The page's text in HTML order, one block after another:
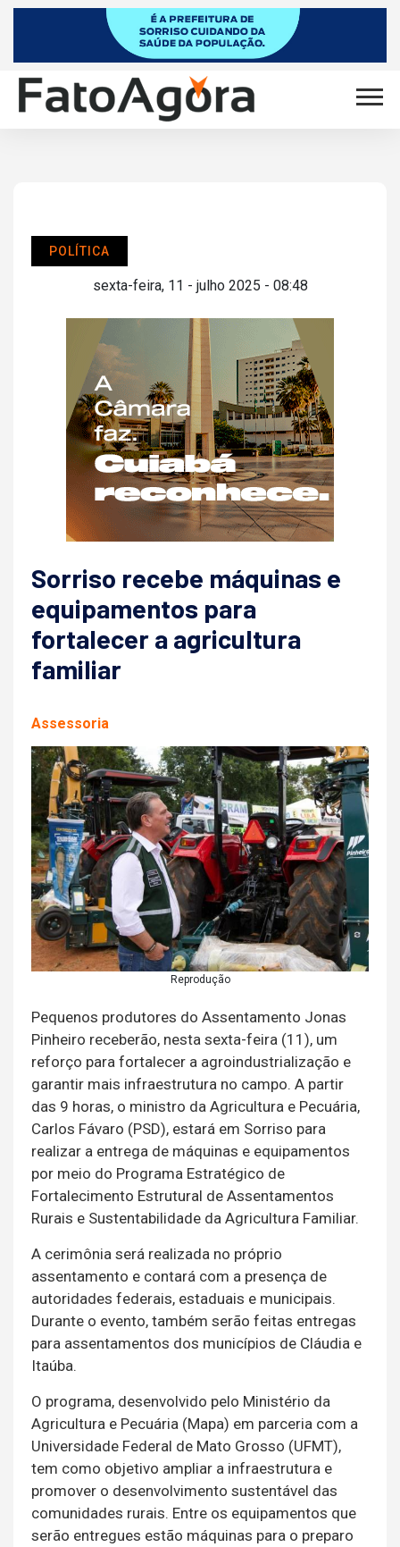
POLÍTICA
sexta-feira, 11 - julho 2025 - 08:48
Sorriso recebe máquinas e
equipamentos para
fortalecer a agricultura
familiar
Assessoria
Reprodução
Pequenos produtores do Assentamento Jonas
Pinheiro receberão, nesta sexta-feira (11), um
reforço para fortalecer a agroindustrialização e
garantir mais infraestrutura no campo. A partir
das 9 horas, o ministro da Agricultura e Pecuária,
Carlos Fávaro (PSD), estará em Sorriso para
realizar a entrega de máquinas e equipamentos
por meio do Programa Estratégico de
Fortalecimento Estrutural de Assentamentos
Rurais e Sustentabilidade da Agricultura Familiar.
A cerimônia será realizada no próprio
assentamento e contará com a presença de
autoridades federais, estaduais e municipais.
Durante o evento, também serão feitas entregas
para assentamentos dos municípios de Cláudia e
Itaúba.
O programa, desenvolvido pelo Ministério da
Agricultura e Pecuária (Mapa) em parceria com a
Universidade Federal de Mato Grosso (UFMT),
tem como objetivo ampliar a infraestrutura e
promover o desenvolvimento sustentável das
comunidades rurais. Entre os equipamentos que
serão entregues estão máquinas para o preparo